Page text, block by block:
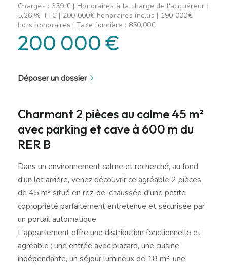
Charges : 359 € | Honoraires à la charge de l'acquéreur :
5,26 % TTC | 200 000€ honoraires inclus | 190 000€
hors honoraires | Taxe foncière : 850,00€
200 000 €
Déposer un dossier
Charmant 2 pièces au calme 45 m²
avec parking et cave à 600 m du
RER B
Dans un environnement calme et recherché, au fond
d'un lot arrière, venez découvrir ce agréable 2 pièces
de 45 m² situé en rez-de-chaussée d'une petite
copropriété parfaitement entretenue et sécurisée par
un portail automatique.
L'appartement offre une distribution fonctionnelle et
agréable : une entrée avec placard, une cuisine
indépendante, un séjour lumineux de 18 m², une